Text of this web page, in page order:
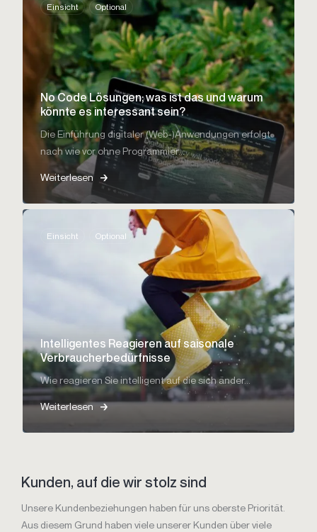
Einsicht Optional
No Code Lösungen; was ist das und warum
könnte es interessant sein?
Die Einführung digitaler (Web-)Anwendungen erfolgt
nach wie vor ohne Programmier...
Weiterlesen
Einsicht Optional
Intelligentes Reagieren auf saisonale
Verbraucherbedürfnisse
Wie reagieren Sie intelligent auf die sich änder...
Weiterlesen
Kunden, auf die wir stolz sind
Unsere Kundenbeziehungen haben für uns oberste Priorität.
Aus diesem Grund haben viele unserer Kunden über viele